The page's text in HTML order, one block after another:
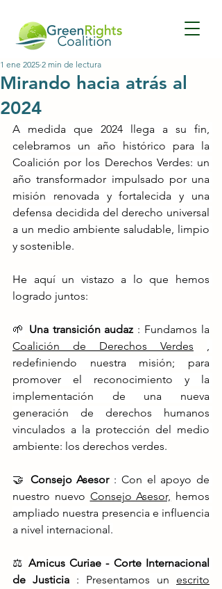
Mirando hacia atrás al
2024
1 ene 2025 2 min de lectura
A medida que 2024 llega a su fin,
celebramos un año histórico para la
Coalición por los Derechos Verdes: un
año transformador impulsado por una
misión renovada y fortalecida y una
defensa decidida del derecho universal
a un medio ambiente saludable, limpio
y sostenible.
He aquí un vistazo a lo que hemos
logrado juntos:
🌱 Una transición audaz : Fundamos la
Coalición de Derechos Verdes
,
redefiniendo nuestra misión; para
promover el reconocimiento y la
implementación de una nueva
generación de derechos humanos
vinculados a la protección del medio
ambiente: los derechos verdes.
🤝 Consejo Asesor : Con el apoyo de
nuestro nuevo Consejo Asesor, hemos
ampliado nuestra presencia e influencia
a nivel internacional.
⚖️ Amicus Curiae - Corte Internacional
de Justicia : Presentamos un escrito